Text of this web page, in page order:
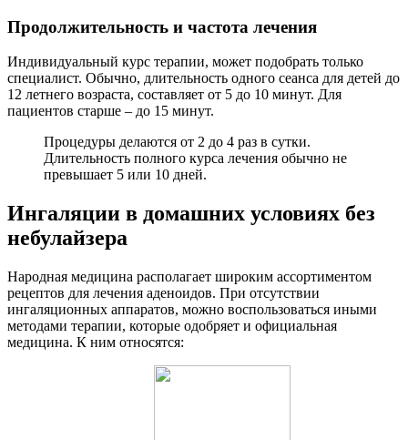
Продолжительность и частота лечения
Индивидуальный курс терапии, может подобрать только
специалист. Обычно, длительность одного сеанса для детей до
12 летнего возраста, составляет от 5 до 10 минут. Для
пациентов старше – до 15 минут.
Процедуры делаются от 2 до 4 раз в сутки.
Длительность полного курса лечения обычно не
превышает 5 или 10 дней.
Ингаляции в домашних условиях без
небулайзера
Народная медицина располагает широким ассортиментом
рецептов для лечения аденоидов. При отсутствии
ингаляционных аппаратов, можно воспользоваться иными
методами терапии, которые одобряет и официальная
медицина. К ним относятся: